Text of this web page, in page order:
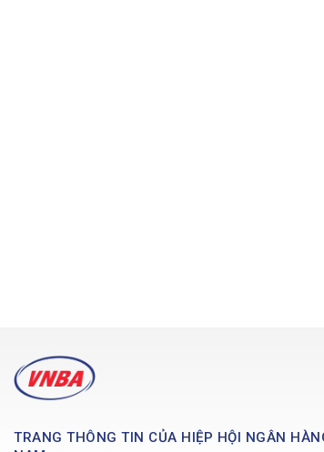
TRANG THÔNG TIN CỦA HIỆP HỘI NGÂN